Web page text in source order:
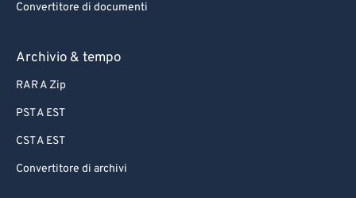
Convertitore di documenti
Archivio & tempo
RAR A Zip
PST A EST
CST A EST
Convertitore di archivi